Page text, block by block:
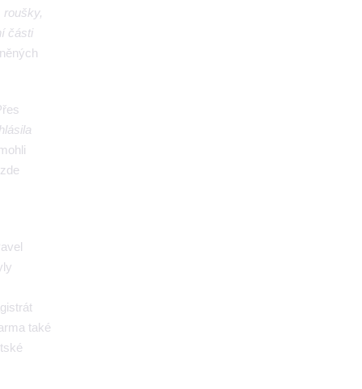
roušky,
části
také